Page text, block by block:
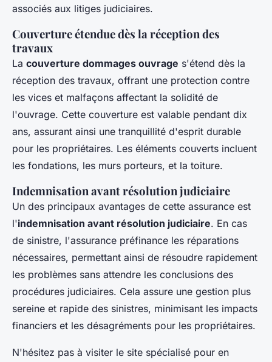
associés aux litiges judiciaires.
Couverture étendue dès la réception des
travaux
La couverture dommages ouvrage s'étend dès la
réception des travaux, offrant une protection contre
les vices et malfaçons affectant la solidité de
l'ouvrage. Cette couverture est valable pendant dix
ans, assurant ainsi une tranquillité d'esprit durable
pour les propriétaires. Les éléments couverts incluent
les fondations, les murs porteurs, et la toiture.
Indemnisation avant résolution judiciaire
Un des principaux avantages de cette assurance est
l'indemnisation avant résolution judiciaire. En cas
de sinistre, l'assurance préfinance les réparations
nécessaires, permettant ainsi de résoudre rapidement
les problèmes sans attendre les conclusions des
procédures judiciaires. Cela assure une gestion plus
sereine et rapide des sinistres, minimisant les impacts
financiers et les désagréments pour les propriétaires.
N'hésitez pas à visiter le site spécialisé pour en